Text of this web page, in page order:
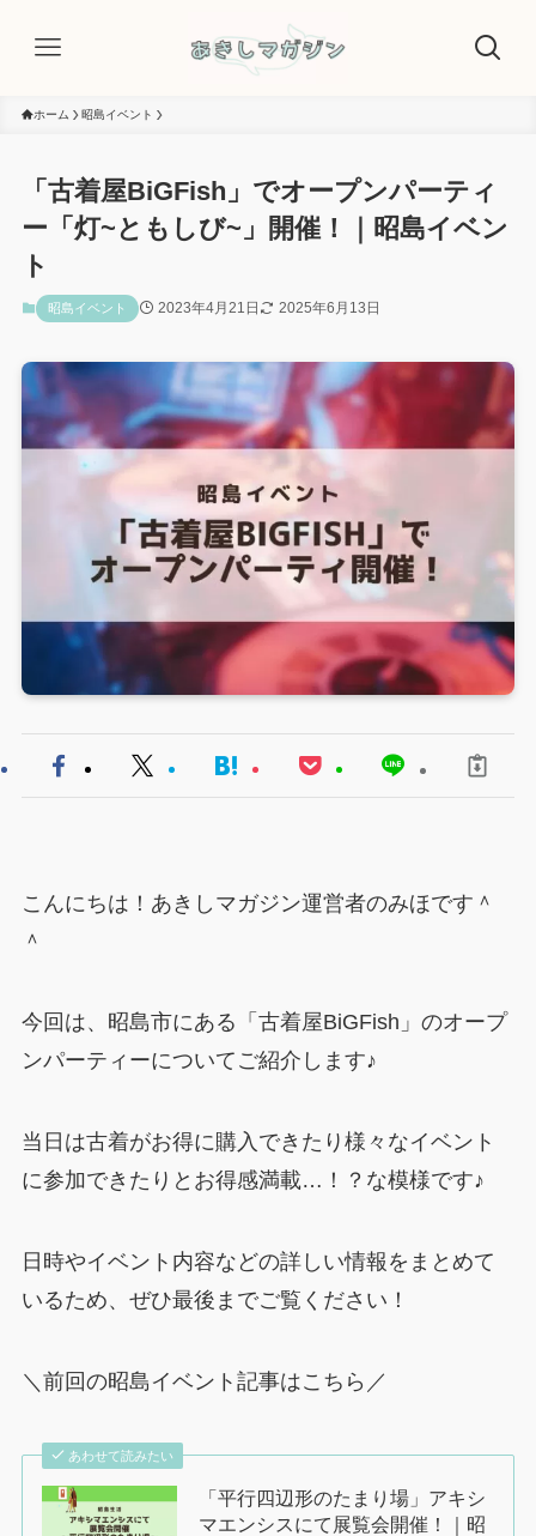
ホーム 昭島イベント
「古着屋BiGFish」でオープンパーティ
ー「灯~ともしび~」開催！｜昭島イベン
ト
昭島イベント 2023年4月21日 2025年6月13日
こんにちは！あきしマガジン運営者のみほです＾
＾
今回は、昭島市にある「古着屋BiGFish」のオープ
ンパーティーについてご紹介します♪
当日は古着がお得に購入できたり様々なイベント
に参加できたりとお得感満載…！？な模様です♪
日時やイベント内容などの詳しい情報をまとめて
いるため、ぜひ最後までご覧ください！
＼前回の昭島イベント記事はこちら／
あわせて読みたい
「平行四辺形のたまり場」アキシ
マエンシスにて展覧会開催！｜昭